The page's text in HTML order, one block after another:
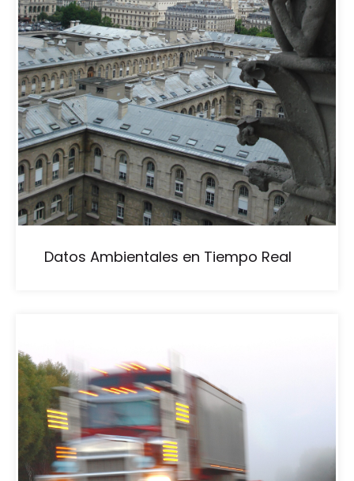
Datos Ambientales en Tiempo Real